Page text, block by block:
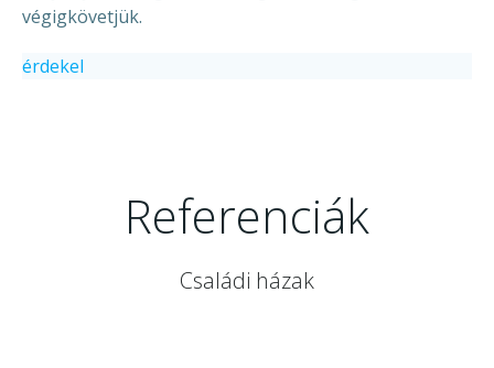
végigkövetjük.
érdekel
Referenciák
Családi házak